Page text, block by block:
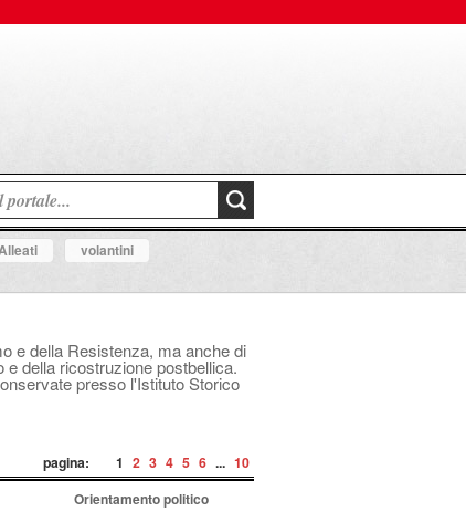
volantini
e della Resistenza, ma anche di
della ricostruzione postbellica.
presso l'Istituto Storico
pagina: 1 2 3 4 5 6 ... 10
Orientamento politico